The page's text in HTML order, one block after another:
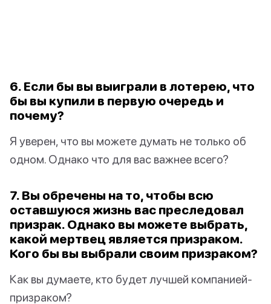
6. Если бы вы выиграли в лотерею, что
бы вы купили в первую очередь и
почему?
Я уверен, что вы можете думать не только об
одном. Однако что для вас важнее всего?
7. Вы обречены на то, чтобы всю
оставшуюся жизнь вас преследовал
призрак. Однако вы можете выбрать,
какой мертвец является призраком.
Кого бы вы выбрали своим призраком?
Как вы думаете, кто будет лучшей компанией-
призраком?